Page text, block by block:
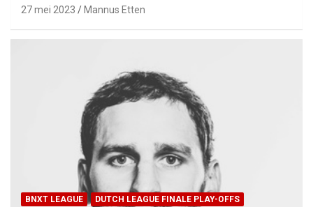
27 mei 2023 Mannus Etten
BNXT LEAGUE DUTCH LEAGUE FINALE PLAY-OFFS